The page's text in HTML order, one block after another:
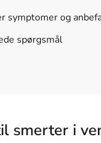
symptomer og
spørgsmål
smerter i